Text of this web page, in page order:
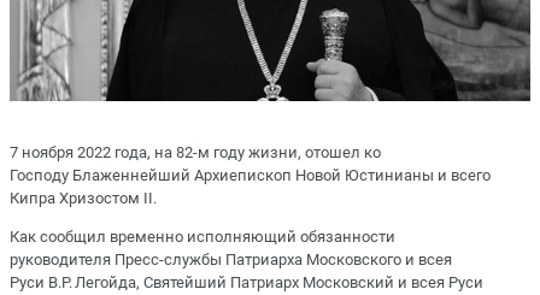
7 ноября 2022 года, на 82-м году жизни, отошел ко
Господу Блаженнейший Архиепископ Новой Юстинианы и всего
Кипра Хризостом II.
Как сообщил временно исполняющий обязанности
руководителя Пресс-службы Патриарха Московского и всея
Руси В.Р. Легойда, Святейший Патриарх Московский и всея Руси